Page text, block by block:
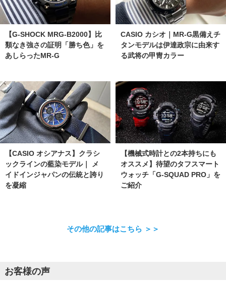
【G-SHOCK MRG-B2000】比
類なき強さの証明「勝ち色」を
あしらったMR-G
CASIO カシオ｜MR-G黒備えチ
タンモデルは伊達政宗に由来す
る武将の甲冑カラー
【CASIO オシアナス】クラシ
ックラインの藍染モデル｜ メ
イドインジャパンの伝統と誇り
を凝縮
【機械式時計との2本持ちにも
オススメ】待望のタフスマート
ウォッチ「G-SQUAD PRO」を
ご紹介
その他の記事はこちら ＞＞
お客様の声